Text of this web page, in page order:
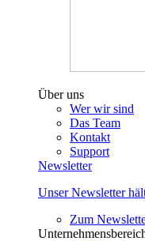
Über uns
Wer wir sind
Das Team
Kontakt
Support
Newsletter
Unser Newsletter
Zum